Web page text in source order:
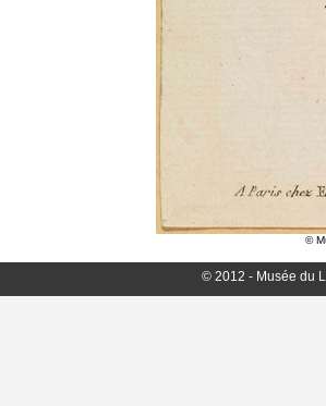
©
© 2012 - Musée du